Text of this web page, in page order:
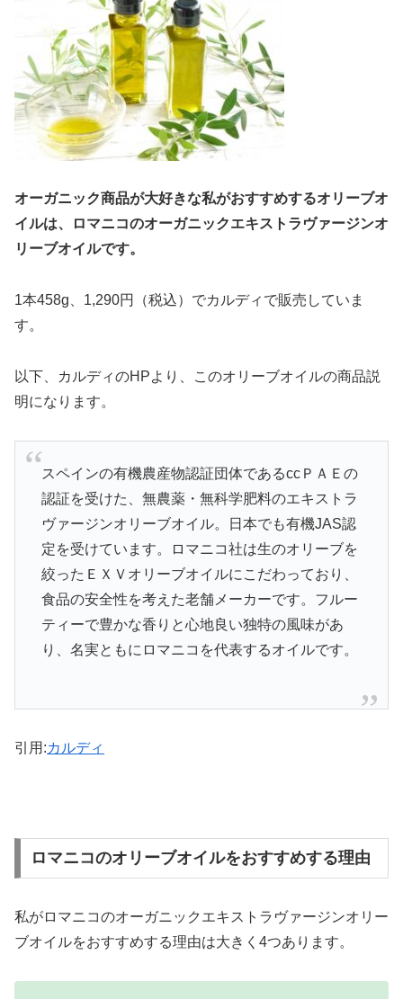
オーガニック商品が大好きな私がおすすめするオリーブオ
イルは、ロマニコのオーガニックエキストラヴァージンオ
リーブオイルです。
1本458g、1,290円（税込）でカルディで販売していま
す。
以下、カルディのHPより、このオリーブオイルの商品説
明になります。
スペインの有機農産物認証団体であるccＰＡＥの
認証を受けた、無農薬・無科学肥料のエキストラ
ヴァージンオリーブオイル。日本でも有機JAS認
定を受けています。ロマニコ社は生のオリーブを
絞ったＥＸＶオリーブオイルにこだわっており、
食品の安全性を考えた老舗メーカーです。フルー
ティーで豊かな香りと心地良い独特の風味があ
り、名実ともにロマニコを代表するオイルです。
引用:カルディ
ロマニコのオリーブオイルをおすすめする理由
私がロマニコのオーガニックエキストラヴァージンオリー
ブオイルをおすすめする理由は大きく4つあります。